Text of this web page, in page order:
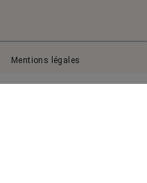
Mentions légales